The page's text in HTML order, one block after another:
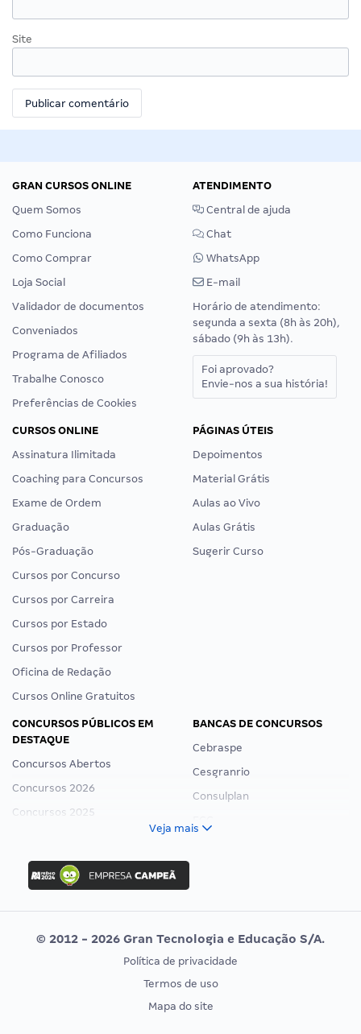
Site
GRAN CURSOS ONLINE
Quem Somos
Como Funciona
Como Comprar
Loja Social
Validador de documentos
Conveniados
Programa de Afiliados
Trabalhe Conosco
Preferências de Cookies
ATENDIMENTO
Central de ajuda
Chat
WhatsApp
E-mail
Horário de atendimento:
segunda a sexta (8h às 20h),
sábado (9h às 13h).
Foi aprovado?
Envie-nos a sua história!
CURSOS ONLINE
Assinatura Ilimitada
Coaching para Concursos
Exame de Ordem
Graduação
Pós-Graduação
Cursos por Concurso
Cursos por Carreira
Cursos por Estado
Cursos por Professor
Oficina de Redação
Cursos Online Gratuitos
PÁGINAS ÚTEIS
Depoimentos
Material Grátis
Aulas ao Vivo
Aulas Grátis
Sugerir Curso
CONCURSOS PÚBLICOS EM
DESTAQUE
Concursos Abertos
Concursos 2026
Concursos 2025
Concurso Ibama
Concurso MPU
Editais publicados
BANCAS DE CONCURSOS
Cebraspe
Cesgranrio
Consulplan
Vunesp
CONCURSOS POR PROFISSÃO
EXAME DE ORDEM
Veja mais
© 2012 - 2026 Gran Tecnologia e Educação S/A.
Política de privacidade
Termos de uso
Mapa do site